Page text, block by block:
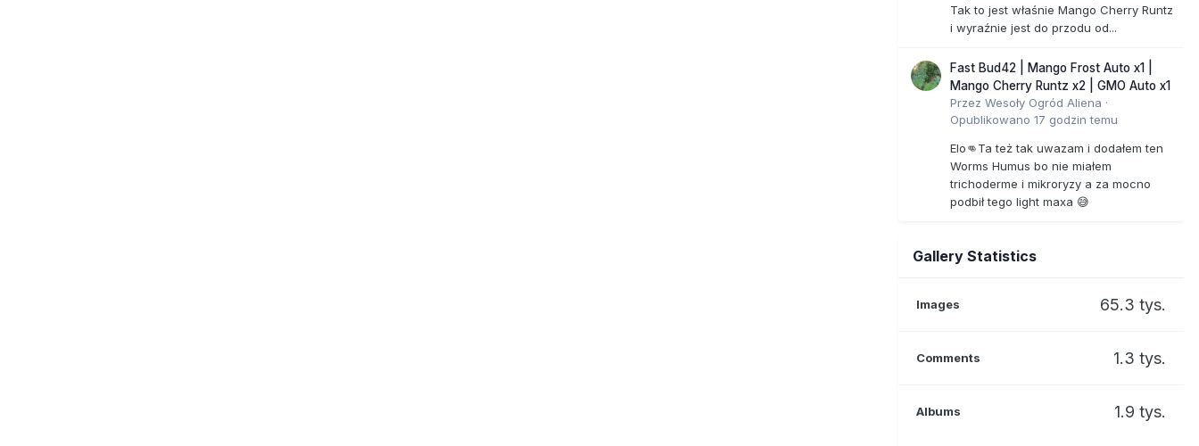
Tak to jest właśnie Mango Cherry Runtz
i wyraźnie jest do przodu od...
Fast Bud42 | Mango Frost Auto x1 |
Mango Cherry Runtz x2 | GMO Auto x1
Przez Wesoły Ogród Aliena ·
Opublikowano 17 godzin temu
Elo👊Ta też tak uwazam i dodałem ten
Worms Humus bo nie miałem
trichoderme i mikroryzy a za mocno
podbił tego light maxa 😅
Gallery Statistics
Images 65.3 tys.
Comments 1.3 tys.
Albums 1.9 tys.